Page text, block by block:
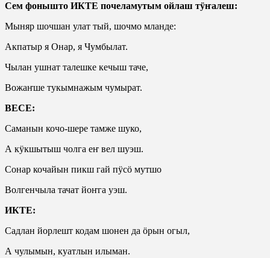
Сем фонышто ИКТЕ почеламутым ойлаш тӱҥалеш:
Мыняр шочшан улат тый, шочмо мланде:
Акпатыр я Онар, я Чумбылат.
Чылан ушнат талешке кечыш таче,
Вожаҥше тукымнажым чумырат.
ВЕСЕ:
Саманын кочо-шере тамже шуко,
А кӱкшытыш чолга еҥ вел шуэш.
Сонар кочайын пикш гай пӱсӧ мутшо
Волгенчыла тачат йоҥга уэш.
ИКТЕ:
Садлан йорлешт кодам шонен да ӧрын огыл,
А чулымын, куатлын илыман.